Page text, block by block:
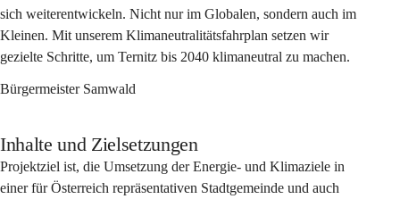
sich weiterentwickeln. Nicht nur im Globalen, sondern auch im
Kleinen. Mit unserem Klimaneutralitätsfahrplan setzen wir
gezielte Schritte, um Ternitz bis 2040 klimaneutral zu machen.
Bürgermeister Samwald
Inhalte und Zielsetzungen
Projektziel ist, die Umsetzung der Energie- und Klimaziele in
einer für Österreich repräsentativen Stadtgemeinde und auch